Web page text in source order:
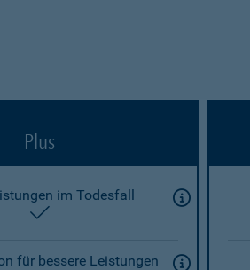
Plus
im Todesfall
enthalten
für bessere Leistungen